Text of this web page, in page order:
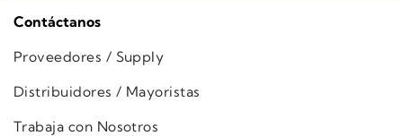
Contáctanos
Proveedores / Supply
Distribuidores / Mayoristas
Trabaja con Nosotros